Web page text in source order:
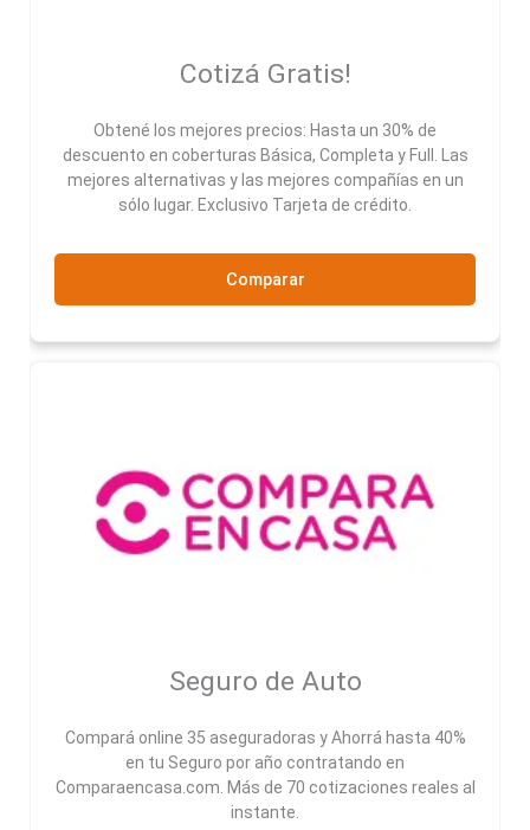
Cotizá Gratis!
Obtené los mejores precios: Hasta un 30% de
descuento en coberturas Básica, Completa y Full. Las
mejores alternativas y las mejores compañías en un
sólo lugar. Exclusivo Tarjeta de crédito.
Comparar
Seguro de Auto
Compará online 35 aseguradoras y Ahorrá hasta 40%
en tu Seguro por año contratando en
Comparaencasa.com. Más de 70 cotizaciones reales al
instante.